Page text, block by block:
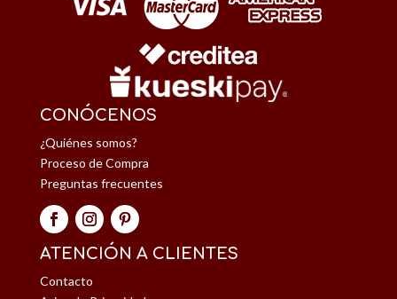
CONÓCENOS
¿Quiénes somos?
Proceso de Compra
Preguntas frecuentes
ATENCIÓN A CLIENTES
Contacto